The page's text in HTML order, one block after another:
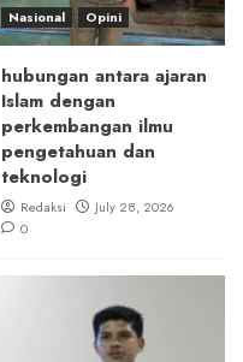
Nasional Opini
hubungan antara ajaran
Islam dengan
perkembangan ilmu
pengetahuan dan
teknologi
Redaksi
July 28, 2026
0